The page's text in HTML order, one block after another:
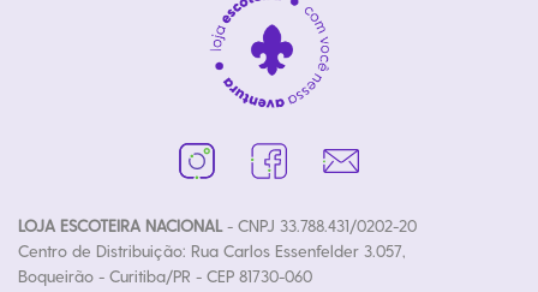
LOJA ESCOTEIRA NACIONAL- CNPJ 33.788.431/0202-20
Centro de Distribuição: Rua Carlos Essenfelder 3.057,
Boqueirão - Curitiba/PR - CEP 81730-060